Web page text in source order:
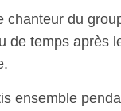
chanteur du
de temps après
ensemble